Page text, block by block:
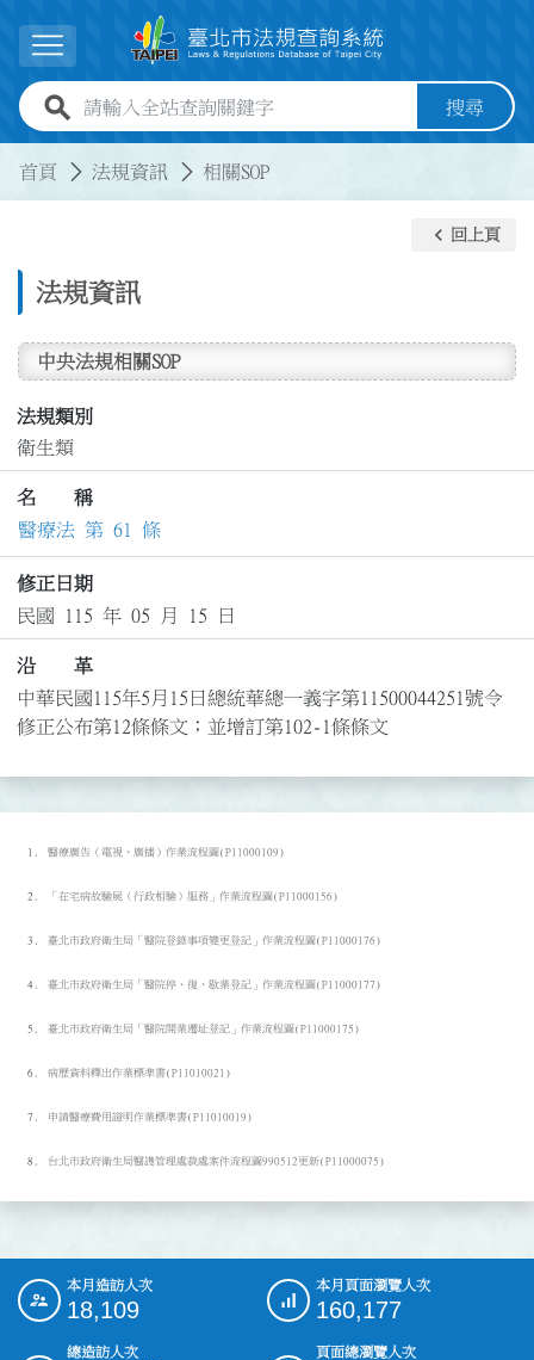
展開選單
全站查詢關鍵字欄位 搜尋
首頁 法規資訊 相關SOP
法規資訊
keyboard_arrow_left 回上頁
中央法規相關SOP
法規類別
衛生類
名 稱
醫療法 第 61 條
修正日期
民國 115 年 05 月 15 日
沿 革
中華民國115年5月15日總統華總一義字第11500044251號令
修正公布第12條條文；並增訂第102-1條條文
醫療廣告（電視、廣播）作業流程圖(P11000109)
「在宅病故驗屍（行政相驗）服務」作業流程圖(P11000156)
臺北市政府衛生局「醫院登錄事項變更登記」作業流程圖(P11000176)
臺北市政府衛生局「醫院停、復、歇業登記」作業流程圖(P11000177)
臺北市政府衛生局「醫院開業遷址登記」作業流程圖(P11000175)
病歷資料釋出作業標準書(P11010021)
申請醫療費用證明作業標準書(P11010019)
台北市政府衛生局醫謢管理處裁處案件流程圖990512更新(P11000075)
::: 本月造訪人次
18,109
本月頁面瀏覽人次
160,177
總造訪人次
頁面總瀏覽人次